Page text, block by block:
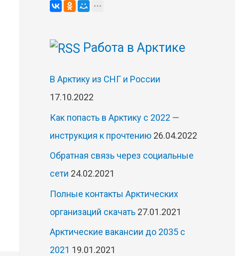
Работа в Арктике
В Арктику из СНГ и России
17.10.2022
Как попасть в Арктику с 2022 —
инструкция к прочтению 26.04.2022
Обратная связь через социальные
сети 24.02.2021
Полные контакты Арктических
организаций скачать 27.01.2021
Арктические вакансии до 2035 с
2021 19.01.2021